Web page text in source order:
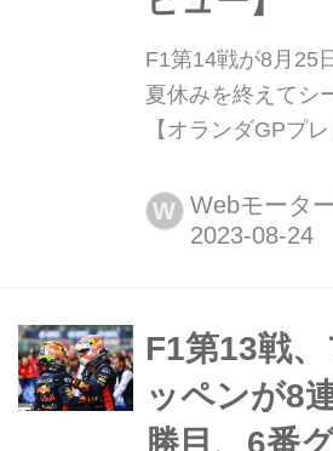
F1第14戦が8月25
夏休みを終えてシ
【オランダGPプ
が首都アムステル
ォールト・サーキ
ここではオランダ
プリとなるのか見
がどこまでアップ
W Webモータ
F1第13戦
ッペンが8
勝目、6番